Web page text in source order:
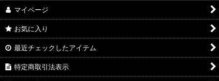
マイページ
お気に入り
最近チェックしたアイテム
特定商取引法表示